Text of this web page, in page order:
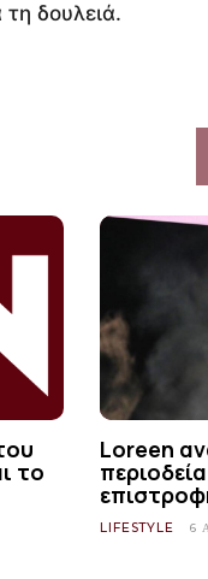
τη δουλειά.
το
Loreen
LIFESTYLE 6